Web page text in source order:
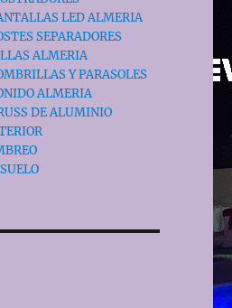
LED ALMERIA
SEPARADORES
ALMERIA
Y PARASOLES
ALMERIA
DE ALUMINIO